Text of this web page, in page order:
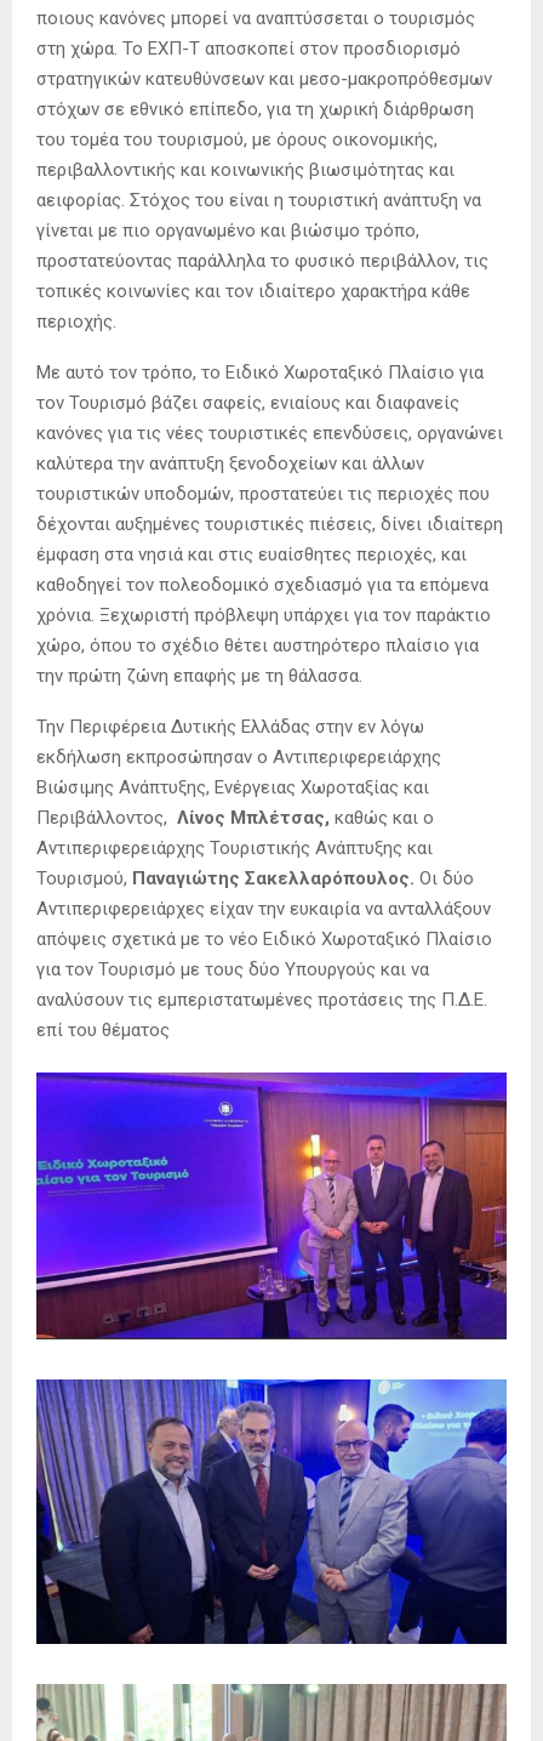
ποιους κανόνες μπορεί να αναπτύσσεται ο τουρισμός
στη χώρα. To ΕΧΠ-Τ αποσκοπεί στον προσδιορισμό
στρατηγικών κατευθύνσεων και μεσο-μακροπρόθεσμων
στόχων σε εθνικό επίπεδο, για τη χωρική διάρθρωση
του τομέα του τουρισμού, με όρους οικονομικής,
περιβαλλοντικής και κοινωνικής βιωσιμότητας και
αειφορίας. Στόχος του είναι η τουριστική ανάπτυξη να
γίνεται με πιο οργανωμένο και βιώσιμο τρόπο,
προστατεύοντας παράλληλα το φυσικό περιβάλλον, τις
τοπικές κοινωνίες και τον ιδιαίτερο χαρακτήρα κάθε
περιοχής.
Με αυτό τον τρόπο, το Ειδικό Χωροταξικό Πλαίσιο για
τον Τουρισμό βάζει σαφείς, ενιαίους και διαφανείς
κανόνες για τις νέες τουριστικές επενδύσεις, οργανώνει
καλύτερα την ανάπτυξη ξενοδοχείων και άλλων
τουριστικών υποδομών, προστατεύει τις περιοχές που
δέχονται αυξημένες τουριστικές πιέσεις, δίνει ιδιαίτερη
έμφαση στα νησιά και στις ευαίσθητες περιοχές, και
καθοδηγεί τον πολεοδομικό σχεδιασμό για τα επόμενα
χρόνια. Ξεχωριστή πρόβλεψη υπάρχει για τον παράκτιο
χώρο, όπου το σχέδιο θέτει αυστηρότερο πλαίσιο για
την πρώτη ζώνη επαφής με τη θάλασσα.
Την Περιφέρεια Δυτικής Ελλάδας στην εν λόγω
εκδήλωση εκπροσώπησαν ο Αντιπεριφερειάρχης
Βιώσιμης Ανάπτυξης, Ενέργειας Χωροταξίας και
Περιβάλλοντος, Λίνος Μπλέτσας, καθώς και ο
Αντιπεριφερειάρχης Τουριστικής Ανάπτυξης και
Τουρισμού, Παναγιώτης Σακελλαρόπουλος. Οι δύο
Αντιπεριφερειάρχες είχαν την ευκαιρία να ανταλλάξουν
απόψεις σχετικά με το νέο Ειδικό Χωροταξικό Πλαίσιο
για τον Τουρισμό με τους δύο Υπουργούς και να
αναλύσουν τις εμπεριστατωμένες προτάσεις της Π.Δ.Ε.
επί του θέματος